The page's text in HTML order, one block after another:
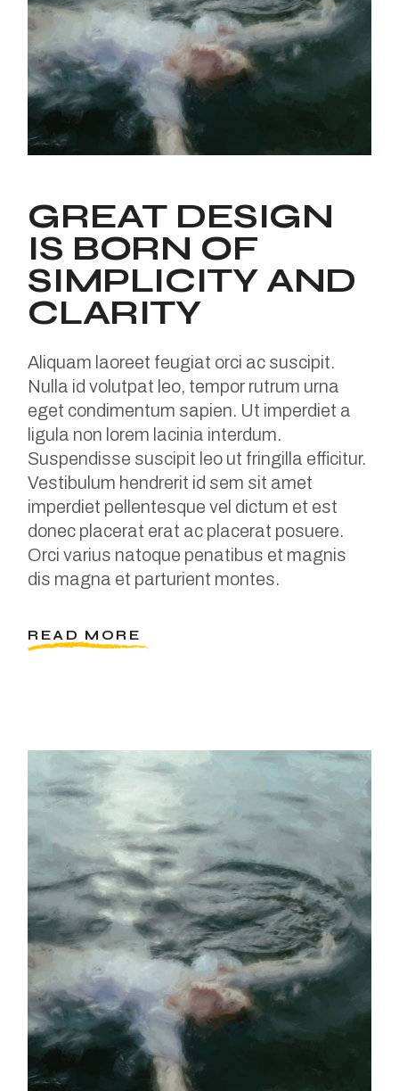
GREAT DESIGN
IS BORN OF
SIMPLICITY AND
CLARITY
Aliquam laoreet feugiat orci ac suscipit.
Nulla id volutpat leo, tempor rutrum urna
eget condimentum sapien. Ut imperdiet a
ligula non lorem lacinia interdum.
Suspendisse suscipit leo ut fringilla efficitur.
Vestibulum hendrerit id sem sit amet
imperdiet pellentesque vel dictum et est
donec placerat erat ac placerat posuere.
Orci varius natoque penatibus et magnis
dis magna et parturient montes.
READ MORE